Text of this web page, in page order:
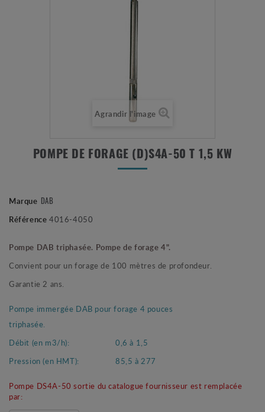
Agrandir l'image
POMPE DE FORAGE (D)S4A-50 T 1,5 KW
Marque DAB
Référence 4016-4050
Pompe DAB triphasée. Pompe de forage 4".
Convient pour un forage de 100 mètres de profondeur.
Garantie 2 ans.
Pompe immergée DAB pour forage 4 pouces
triphasée.
Débit (en m3/h):
0,6 à 1,5
Pression (en HMT):
85,5 à 277
Pompe DS4A-50 sortie du catalogue fournisseur est remplacée
par: